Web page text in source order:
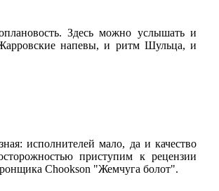
Здесь можно услышать и
напевы, и ритм Шульца, и
исполнителей мало, да и качество
приступим к рецензии
Chookson "Жемчуга болот".